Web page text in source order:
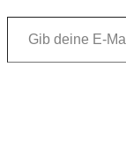
Gib deine E-Mail-Adresse ein ...